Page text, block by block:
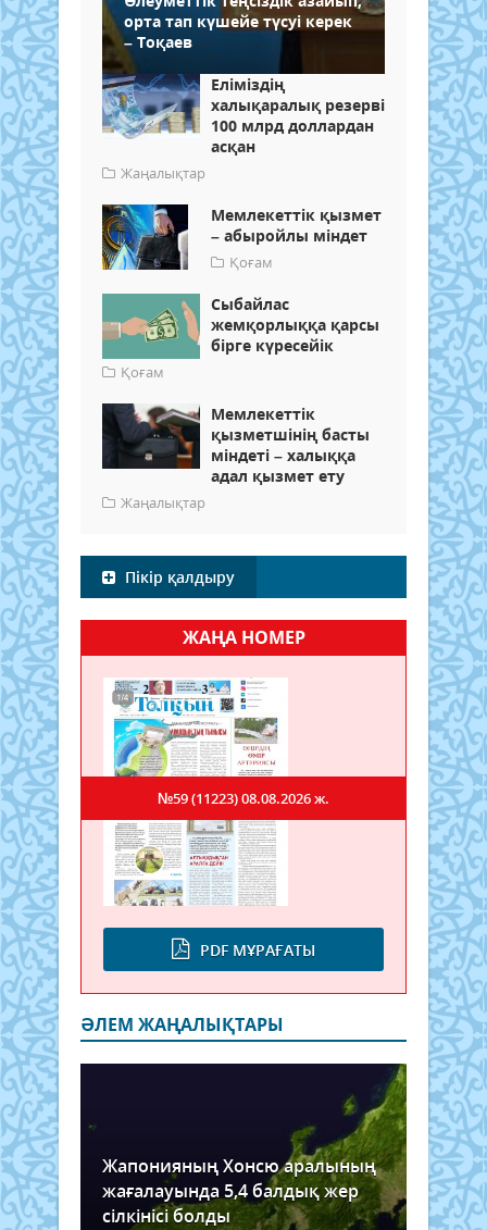
орта тап күшейе түсуі керек
– Тоқаев
Еліміздің
халықаралық резерві
100 млрд доллардан
асқан
Жаңалықтар
Мемлекеттік қызмет
– абыройлы міндет
Қоғам
Сыбайлас
жемқорлыққа қарсы
бірге күресейік
Қоғам
Мемлекеттік
қызметшінің басты
міндеті – халыққа
адал қызмет ету
Жаңалықтар
Пікір қалдыру
ЖАҢА НОМЕР
PDF МҰРАҒАТЫ
№59 (11223)08.08.2026 ж.
ӘЛЕМ ЖАҢАЛЫҚТАРЫ
Жапонияның Хонсю аралының
жағалауында 5,4 балдық жер
сілкінісі болды